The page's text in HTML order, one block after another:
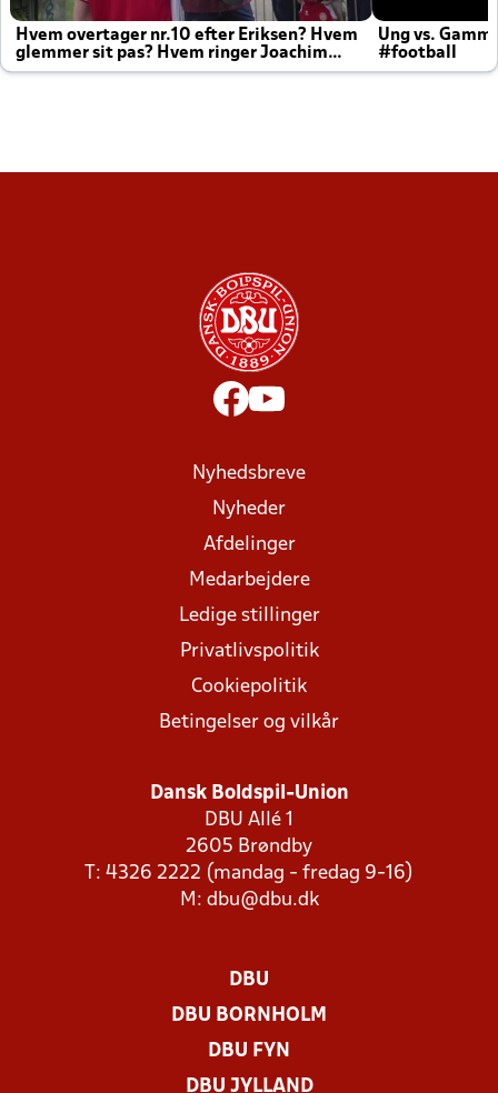
Hvem overtager nr.10 efter Eriksen? Hvem
glemmer sit pas? Hvem ringer Joachim
altid til efter kampe?
Ung vs.
#football
Nyhedsbreve
Nyheder
Afdelinger
Medarbejdere
Ledige stillinger
Privatlivspolitik
Cookiepolitik
Betingelser og vilkår
Dansk Boldspil-Union
DBU Allé 1
2605 Brøndby
T: 4326 2222 (mandag - fredag 9-16)
M: dbu@dbu.dk
DBU
DBU BORNHOLM
DBU FYN
DBU JYLLAND